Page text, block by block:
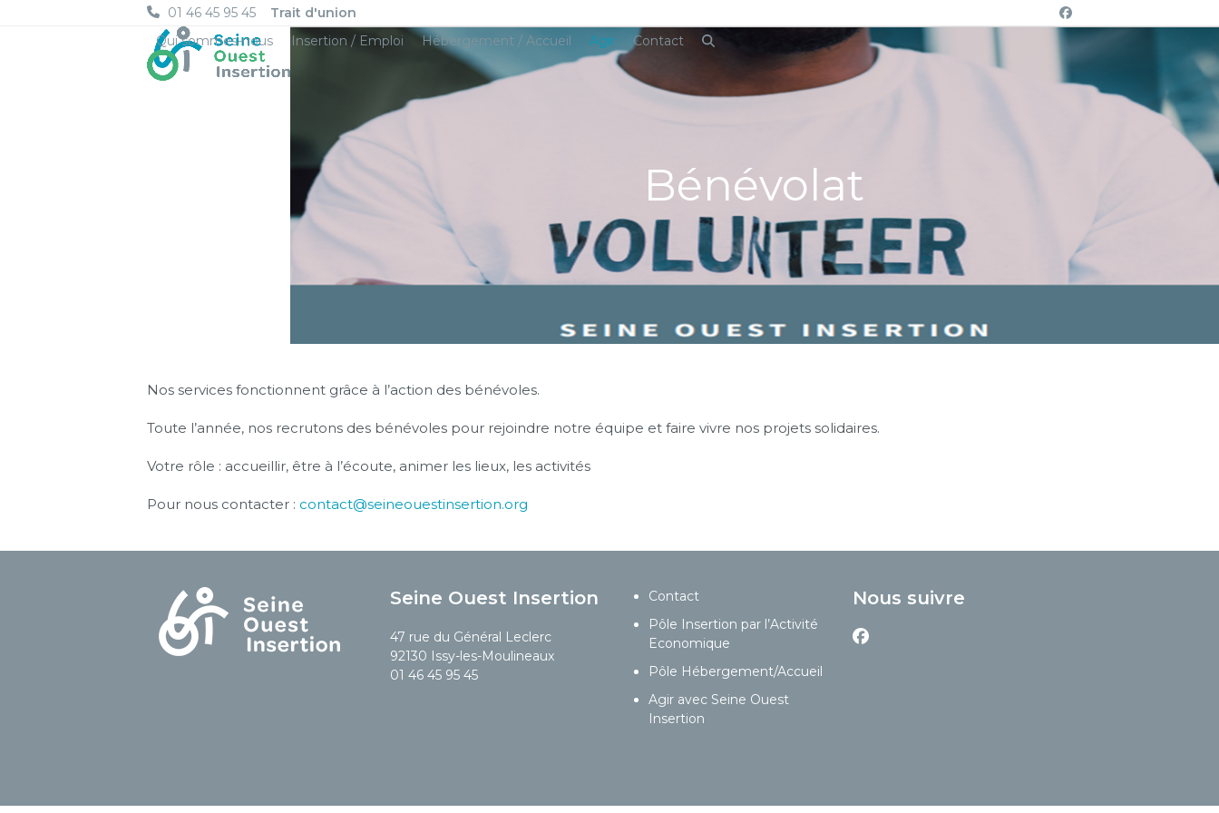
01 46 45 95 45 Trait d'union
Facebook
Qui sommes-nous
Insertion / Emploi Hébergement / Accueil Agir Contact
Bénévolat
Nos services fonctionnent grâce à l’action des bénévoles.
Toute l’année, nos recrutons des bénévoles pour rejoindre notre équipe et faire vivre nos projets solidaires.
Votre rôle : accueillir, être à l’écoute, animer les lieux, les activités
Pour nous contacter : contact@seineouestinsertion.org
Seine Ouest Insertion
47 rue du Général Leclerc
92130 Issy-les-Moulineaux
01 46 45 95 45
Contact
Pôle Insertion par l’Activité
Economique
Pôle Hébergement/Accueil
Agir avec Seine Ouest
Insertion
Nous suivre
Facebook